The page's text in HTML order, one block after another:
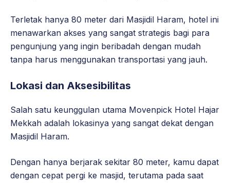
Terletak hanya 80 meter dari Masjidil Haram, hotel ini
menawarkan akses yang sangat strategis bagi para
pengunjung yang ingin beribadah dengan mudah
tanpa harus menggunakan transportasi yang jauh.
Lokasi dan Aksesibilitas
Salah satu keunggulan utama Movenpick Hotel Hajar
Mekkah adalah lokasinya yang sangat dekat dengan
Masjidil Haram.
Dengan hanya berjarak sekitar 80 meter, kamu dapat
dengan cepat pergi ke masjid, terutama pada saat